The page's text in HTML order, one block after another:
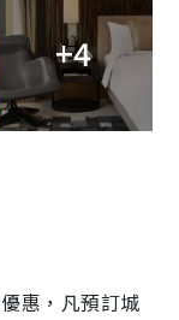
+4
惠，凡預訂城